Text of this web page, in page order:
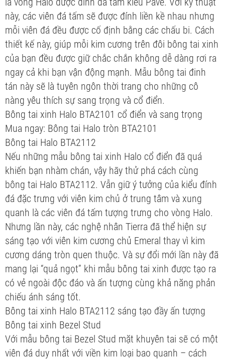
này, các viên đá tấm sẽ được đính liền kề nhau nhưng
mỗi viên đá đều được cố định bằng các chấu bi. Cách
thiết kế này, giúp mỗi kim cương trên đôi bông tai xinh
của bạn đều được giữ chắc chắn không dễ dàng rơi ra
ngay cả khi bạn vận động mạnh. Mẫu bông tai đinh
tán này sẽ là tuyên ngôn thời trang cho những cô
nàng yêu thích sự sang trọng và cổ điển.
Bông tai xinh Halo BTA2101 cổ điển và sang trọng
Mua ngay: Bông tai Halo tròn BTA2101
Bông tai Halo BTA2112
Nếu những mẫu bông tai xinh Halo cổ điển đã quá
khiến bạn nhàm chán, vậy hãy thử phá cách cùng
bông tai Halo BTA2112. Vẫn giữ ý tưởng của kiểu đính
đá đặc trưng với viên kim chủ ở trung tâm và xung
quanh là các viên đá tấm tượng trưng cho vòng Halo.
Nhưng lần này, các nghệ nhân Tierra đã thể hiện sự
sáng tạo với viên kim cương chủ Emeral thay vì kim
cương dáng tròn quen thuộc. Và sự đổi mới lần này đã
mang lại “quả ngọt” khi mẫu bông tai xinh được tạo ra
có vẻ ngoài độc đáo và ấn tượng cùng khả năng phản
chiếu ánh sáng tốt.
Bông tai xinh Halo BTA2112 sáng tạo đầy ấn tượng
Bông tai xinh Bezel Stud
Với mẫu bông tai Bezel Stud mặt khuyên tai sẽ có một
viên đá duy nhất với viền kim loại bao quanh – cách